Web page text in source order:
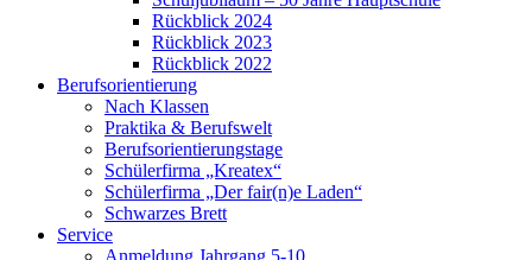
Rückblick 2024
Rückblick 2023
Rückblick 2022
Berufsorientierung
Nach Klassen
Praktika & Berufswelt
Berufsorientierungstage
Schülerfirma „Kreatex“
Schülerfirma „Der fair(n)e Laden“
Schwarzes Brett
Service
Anmeldung Jahrgang 5-10